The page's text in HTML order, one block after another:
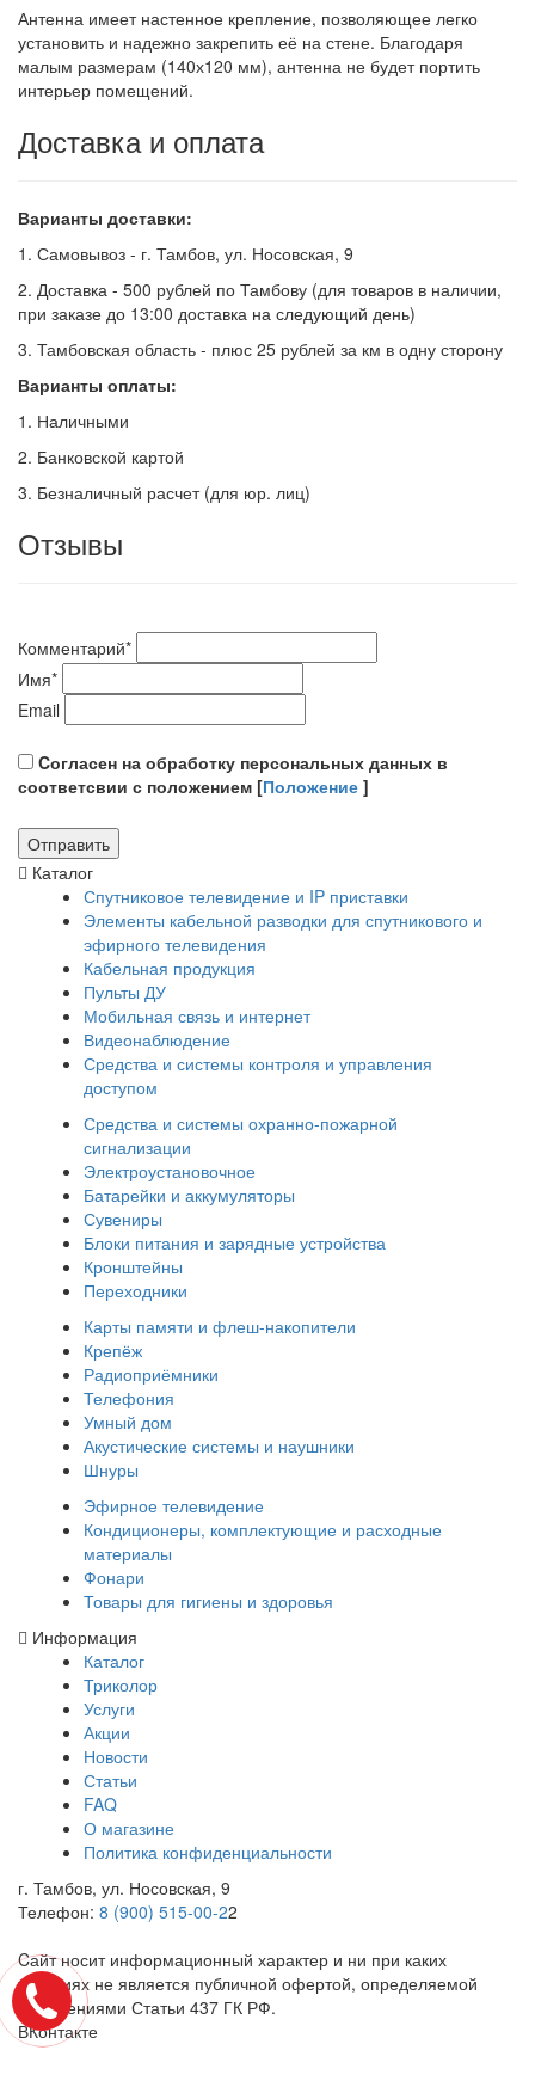
Антенна имеет настенное крепление, позволяющее легко
установить и надежно закрепить её на стене. Благодаря
малым размерам (140х120 мм), антенна не будет портить
интерьер помещений.
Доставка и оплата
Варианты доставки:
1. Самовывоз - г. Тамбов, ул. Носовская, 9
2. Доставка - 500 рублей по Тамбову (для товаров в наличии,
при заказе до 13:00 доставка на следующий день)
3. Тамбовская область - плюс 25 рублей за км в одну сторону
Варианты оплаты:
1. Наличными
2. Банковской картой
3. Безналичный расчет (для юр. лиц)
Отзывы
Комментарий*
Имя*
Email
Cогласен на обработку персональных данных в
соответсвии с положением [Положение ]
Каталог
Спутниковое телевидение и IP приставки
Элементы кабельной разводки для спутникового и
эфирного телевидения
Кабельная продукция
Пульты ДУ
Мобильная связь и интернет
Видеонаблюдение
Средства и системы контроля и управления
доступом
Средства и системы охранно-пожарной
сигнализации
Электроустановочное
Батарейки и аккумуляторы
Сувениры
Блоки питания и зарядные устройства
Кронштейны
Переходники
Карты памяти и флеш-накопители
Крепёж
Радиоприёмники
Телефония
Умный дом
Акустические системы и наушники
Шнуры
Эфирное телевидение
Кондиционеры, комплектующие и расходные
материалы
Фонари
Товары для гигиены и здоровья
Информация
Каталог
Триколор
Услуги
Акции
Новости
Статьи
FAQ
О магазине
Политика конфиденциальности
г. Тамбов, ул. Носовская, 9
Телефон: 8 (900) 515-00-22
Cайт носит информационный характер и ни при каких
условиях не является публичной офертой, определяемой
положениями Статьи 437 ГК РФ.
ВКонтакте